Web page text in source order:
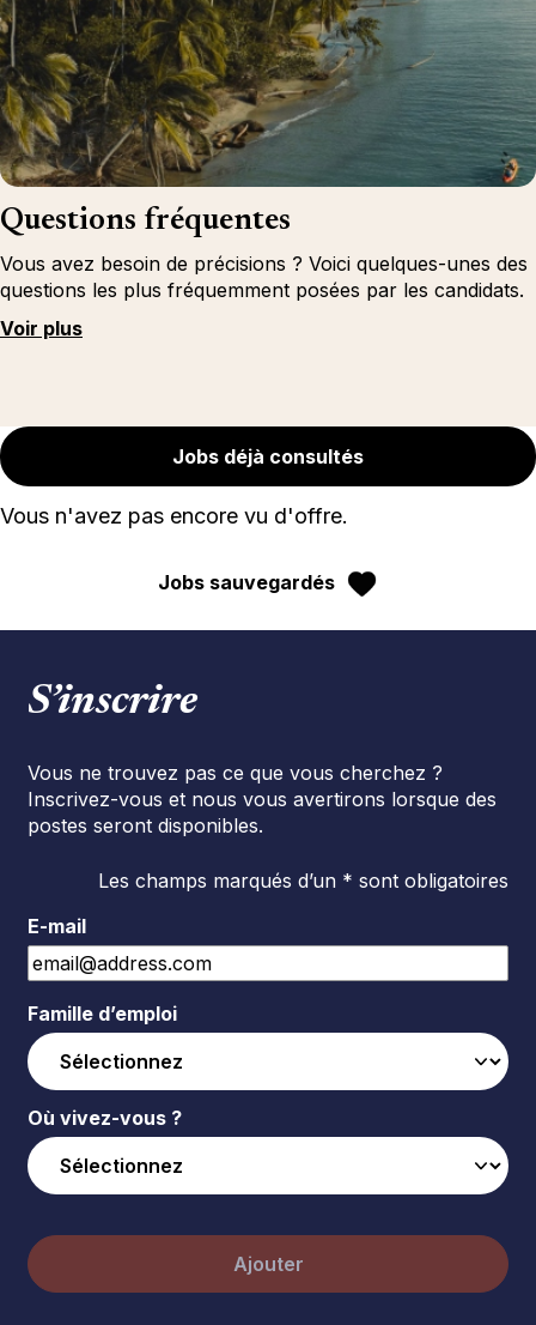
Questions fréquentes
Vous avez besoin de précisions ? Voici quelques-unes des
questions les plus fréquemment posées par les candidats.
Voir plus
Jobs déjà consultés
Vous n'avez pas encore vu d'offre.
Jobs sauvegardés
S’inscrire
Vous ne trouvez pas ce que vous cherchez ?
Inscrivez-vous et nous vous avertirons lorsque des
postes seront disponibles.
Les champs marqués d’un * sont obligatoires
E-mail
Famille d’emploi
Où vivez-vous ?
Ajouter